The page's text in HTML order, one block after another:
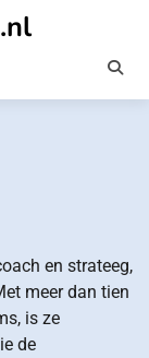
en strateeg,
meer dan tien
is ze
de